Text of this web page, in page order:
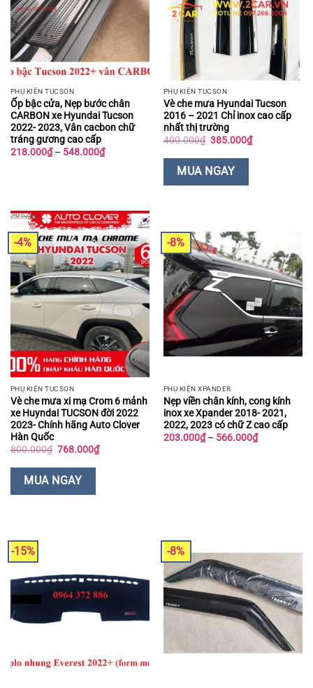
PHỤ KIỆN TUCSON
Ốp bậc cửa, Nẹp bước chân
CARBON xe Hyundai Tucson
2022- 2023, Vân cacbon chữ
tráng gương cao cấp
218.000₫ – 548.000₫Khoảng
giá:
PHỤ KIỆN TUCSON
Vè che mưa Hyundai Tucson
2016 – 2021 Chỉ inox cao cấp
nhất thị trường
400.000₫ Giá
là:
400.000₫.
385.000₫Giá
hiện
MUA NGAY
-4%
PHỤ KIỆN TUCSON
Vè che mưa xi mạ Crom 6 mảnh
xe Huyndai TUCSON đời 2022
2023- Chính hãng Auto Clover
Hàn Quốc
800.000₫ Giá
là:
800.000₫.
768.000₫Giá
hiện
MUA NGAY
-8%
PHỤ KIỆN XPANDER
Nẹp viền chân kính, cong kính
inox xe Xpander 2018- 2021,
2022, 2023 có chữ Z cao cấp
203.000₫ – 566.000₫Khoảng
giá:
-15% -8%